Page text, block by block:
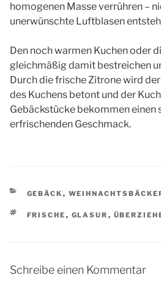
homogenen Masse verrühren –
unerwünschte Luftblasen
Den noch warmen Kuchen oder
gleichmäßig damit bestreichen
Durch die frische Zitrone wird
des Kuchens betont und der
Gebäckstücke bekommen einen
erfrischenden Geschmack.
KATEGORIEN
GEBÄCK ,
SCHLAGWÖRTER
FRISCHE , GLASUR ,
Schreibe einen Kommentar